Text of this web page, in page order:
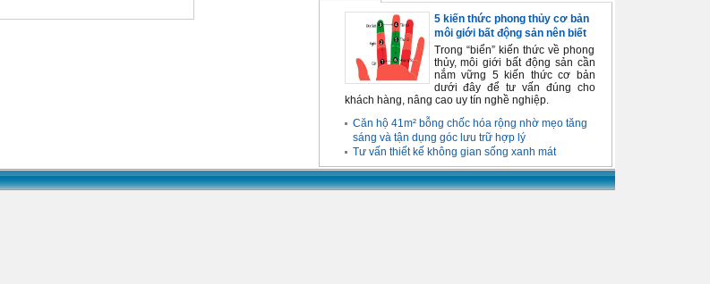
5 kiến thức phong thủy cơ bản
môi giới bất động sản nên biết
Trong “biển” kiến thức về phong
thủy, môi giới bất động sản cần
nắm vững 5 kiến thức cơ bản
dưới đây để tư vấn đúng cho
khách hàng, nâng cao uy tín nghề nghiệp.
Căn hộ 41m² bỗng chốc hóa rộng nhờ mẹo tăng
sáng và tận dụng góc lưu trữ hợp lý
Tư vấn thiết kế không gian sống xanh mát